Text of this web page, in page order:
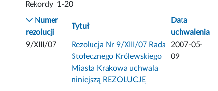
Rekordy: 1-20
Numer
rezolucji
Tytuł
Data
uchwalenia
9/XIII/07
Rezolucja Nr 9/XIII/07 Rada
Stołecznego Królewskiego
Miasta Krakowa uchwala
niniejszą REZOLUCJĘ
2007-05-
09